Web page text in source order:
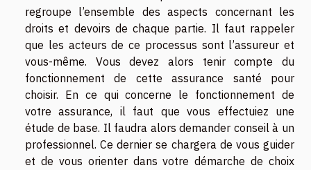
regroupe l’ensemble des aspects concernant les
droits et devoirs de chaque partie. Il faut rappeler
que les acteurs de ce processus sont l’assureur et
vous-même. Vous devez alors tenir compte du
fonctionnement de cette assurance santé pour
choisir. En ce qui concerne le fonctionnement de
votre assurance, il faut que vous effectuiez une
étude de base. Il faudra alors demander conseil à un
professionnel. Ce dernier se chargera de vous guider
et de vous orienter dans votre démarche de choix